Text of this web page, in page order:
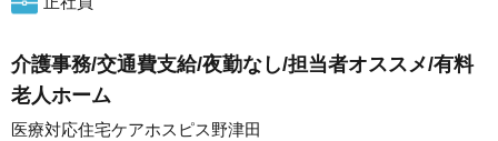
介護事務/交通費支給/夜勤なし/担当者オススメ/有料
老人ホーム
医療対応住宅ケアホスピス野津田